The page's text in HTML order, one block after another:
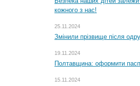
кожного з нас!
25.11.2024
Змінили прізвище після
19.11.2024
Полтавщина: оформити
15.11.2024